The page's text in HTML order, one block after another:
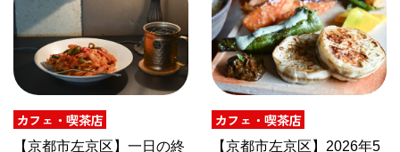
カフェ・喫茶店
【京都市左京区】一日の終
カフェ・喫茶店
【京都市左京区】2026年5